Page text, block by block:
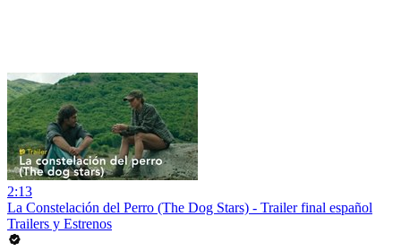
2:13
La Constelación del Perro (The Dog Stars) - Trailer final español
Trailers y Estrenos